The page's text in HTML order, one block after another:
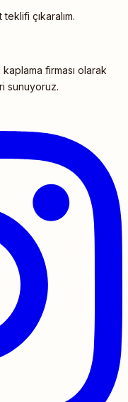
çıkaralım.
firması olarak
sunuyoruz.